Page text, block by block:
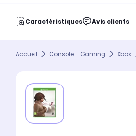
Caractéristiques Avis clients
Accueil Console - Gaming Xbox